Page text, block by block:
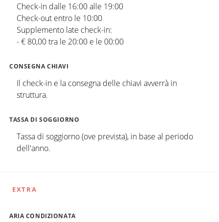
Check-in dalle 16:00 alle 19:00
Check-out entro le 10:00
Supplemento late check-in:
- € 80,00 tra le 20:00 e le 00:00
CONSEGNA CHIAVI
Il check-in e la consegna delle chiavi avverrà in
struttura.
TASSA DI SOGGIORNO
Tassa di soggiorno (ove prevista), in base al periodo
dell'anno.
EXTRA
ARIA CONDIZIONATA